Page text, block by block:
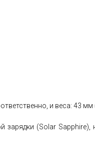
и веса: 43
зарядки (Solar Sapphire),